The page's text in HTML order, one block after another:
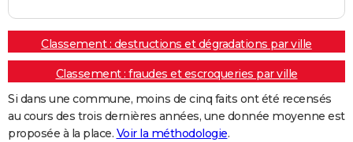
Classement : destructions et dégradations par ville
Classement : fraudes et escroqueries par ville
Si dans une commune, moins de cinq faits ont été recensés
au cours des trois dernières années, une donnée moyenne est
proposée à la place. Voir la méthodologie.